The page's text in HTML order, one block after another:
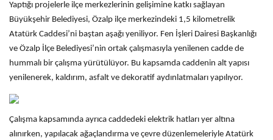
Yaptığı projelerle ilçe merkezlerinin gelişimine katkı sağlayan
Büyükşehir Belediyesi, Özalp ilçe merkezindeki 1,5 kilometrelik
Atatürk Caddesi’ni baştan aşağı yeniliyor. Fen İşleri Dairesi Başkanlığı
ve Özalp İlçe Belediyesi’nin ortak çalışmasıyla yenilenen cadde de
hummalı bir çalışma yürütülüyor. Bu kapsamda caddenin alt yapısı
yenilenerek, kaldırım, asfalt ve dekoratif aydınlatmaları yapılıyor.
Çalışma kapsamında ayrıca caddedeki elektrik hatları yer altına
alınırken, yapılacak ağaçlandırma ve çevre düzenlemeleriyle Atatürk